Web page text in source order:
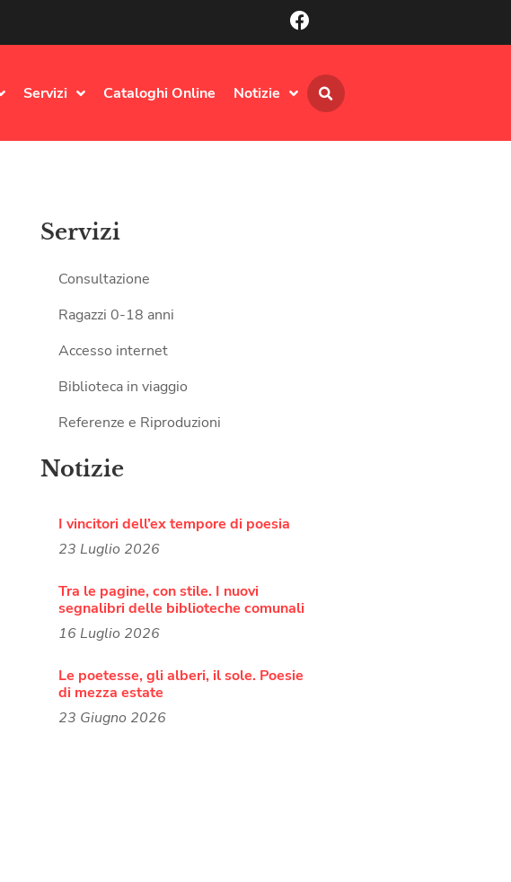
Servizi Cataloghi Online Notizie
Servizi
Consultazione
Ragazzi 0-18 anni
Accesso internet
Biblioteca in viaggio
Referenze e Riproduzioni
Notizie
I vincitori dell’ex tempore di poesia
23 Luglio 2026
Tra le pagine, con stile. I nuovi
segnalibri delle biblioteche comunali
16 Luglio 2026
Le poetesse, gli alberi, il sole. Poesie
di mezza estate
23 Giugno 2026